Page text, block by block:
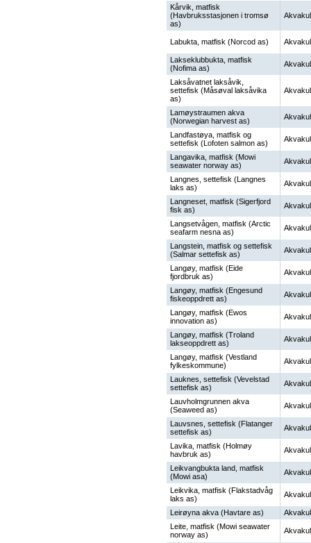
Kårvik, matfisk
(Havbruksstasjonen i tromsø
as)
Labukta, matfisk (Norcod as)
Lakseklubbukta, matfisk
(Nofima as)
Laksåvatnet laksåvik,
settefisk (Måsøval laksåvika
as)
Lamøystraumen akva
(Norwegian harvest as)
Landfastøya, matfisk og
settefisk (Lofoten salmon as)
Langavika, matfisk (Mowi
seawater norway as)
Langnes, settefisk (Langnes
laks as)
Langneset, matfisk (Sigerfjord
fisk as)
Langsetvågen, matfisk (Arctic
seafarm nesna as)
Langstein, matfisk og settefisk
(Salmar settefisk as)
Langøy, matfisk (Eide
fjordbruk as)
Langøy, matfisk (Engesund
fiskeoppdrett as)
Langøy, matfisk (Ewos
innovation as)
Langøy, matfisk (Troland
lakseoppdrett as)
Langøy, matfisk (Vestland
fylkeskommune)
Lauknes, settefisk (Vevelstad
settefisk as)
Lauvholmgrunnen akva
(Seaweed as)
Lauvsnes, settefisk (Flatanger
settefisk as)
Lavika, matfisk (Holmøy
havbruk as)
Leikvangbukta land, matfisk
(Mowi asa)
Leikvika, matfisk (Flakstadvåg
laks as)
Leirøyna akva (Havtare as)
Leite, matfisk (Mowi seawater
norway as)